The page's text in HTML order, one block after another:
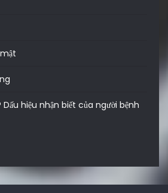
hiệu nhận biết của người bệnh